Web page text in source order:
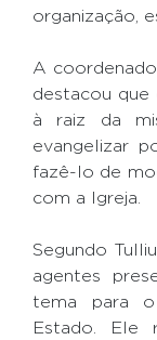
organização,
A
destacou
à raiz da
evangelizar
fazê-lo de
com a Igreja.
Segundo
agentes
tema para
Estado. Ele